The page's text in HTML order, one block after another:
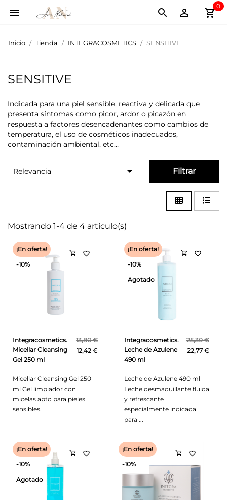
 shopping_cart
0


Inicio Tienda INTEGRACOSMETICS SENSITIVE
SENSITIVE
Indicada para una piel sensible, reactiva y delicada que
presenta síntomas como picor, ardor o picazón en
respuesta a factores desencadenantes como cambios de
temperatura, el uso de cosméticos inadecuados,
contaminación ambiental, etc…
Relevancia  Filtrar
Mostrando 1-4 de 4 artículo(s)
Integracosmetics.
Micellar Cleansing
Gel 250 ml
13,80 €
12,42 €
Micellar Cleansing Gel 250
ml Gel limpiador con
micelas apto para pieles
sensibles.
shopping_cart
¡En oferta!
-10%
favorite_border
Integracosmetics.
Leche de Azulene
490 ml
25,30 €
22,77 €
Leche de Azulene 490 ml
Leche desmaquillante fluida
y refrescante
especialmente indicada
para ...
shopping_cart
¡En oferta!
-10%
Agotado
favorite_border
shopping_cart
¡En oferta!
-10%
Agotado
favorite_border shopping_cart
¡En oferta!
-10%
favorite_border